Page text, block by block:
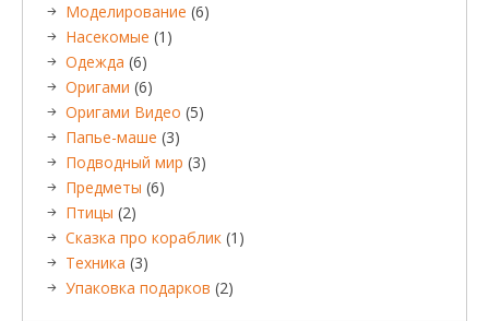
Моделирование (6)
Насекомые (1)
Одежда (6)
Оригами (6)
Оригами Видео (5)
Папье-маше (3)
Подводный мир (3)
Предметы (6)
Птицы (2)
Сказка про кораблик (1)
Техника (3)
Упаковка подарков (2)